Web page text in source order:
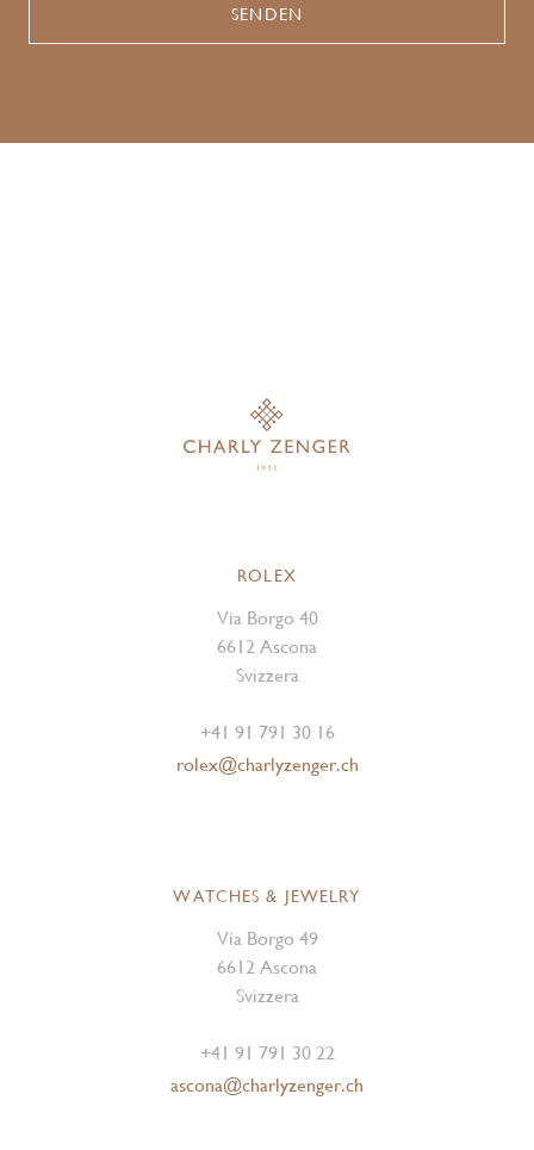
ROLEX
Via Borgo 40
6612 Ascona
Svizzera
+41 91 791 30 16
rolex@charlyzenger.ch
WATCHES & JEWELRY
Via Borgo 49
6612 Ascona
Svizzera
+41 91 791 30 22
ascona@charlyzenger.ch